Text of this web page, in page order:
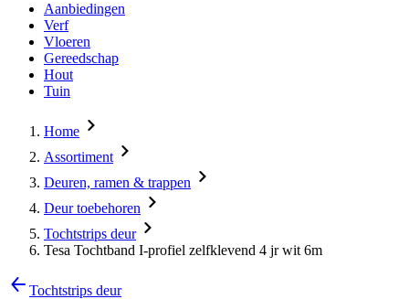
Aanbiedingen
Verf
Vloeren
Gereedschap
Hout
Tuin
Home
Assortiment
Deuren, ramen & trappen
Deur toebehoren
Tochtstrips deur
Tesa Tochtband I-profiel zelfklevend 4 jr wit 6m
Tochtstrips deur